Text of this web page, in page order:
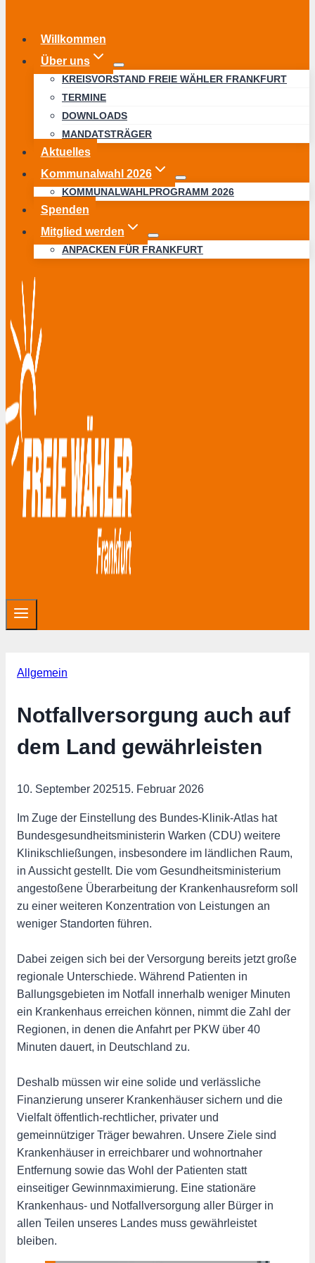
Willkommen
Über uns
KREISVORSTAND FREIE WÄHLER FRANKFURT
TERMINE
DOWNLOADS
MANDATSTRÄGER
Aktuelles
Kommunalwahl 2026
KOMMUNALWAHLPROGRAMM 2026
Spenden
Mitglied werden
ANPACKEN FÜR FRANKFURT
Allgemein
Notfallversorgung auch auf
dem Land gewährleisten
10. September 202515. Februar 2026
Im Zuge der Einstellung des Bundes-Klinik-Atlas hat
Bundesgesundheitsministerin Warken (CDU) weitere
Klinikschließungen, insbesondere im ländlichen Raum,
in Aussicht gestellt. Die vom Gesundheitsministerium
angestoßene Überarbeitung der Krankenhausreform soll
zu einer weiteren Konzentration von Leistungen an
weniger Standorten führen.
Dabei zeigen sich bei der Versorgung bereits jetzt große
regionale Unterschiede. Während Patienten in
Ballungsgebieten im Notfall innerhalb weniger Minuten
ein Krankenhaus erreichen können, nimmt die Zahl der
Regionen, in denen die Anfahrt per PKW über 40
Minuten dauert, in Deutschland zu.
Deshalb müssen wir eine solide und verlässliche
Finanzierung unserer Krankenhäuser sichern und die
Vielfalt öffentlich-rechtlicher, privater und
gemeinnütziger Träger bewahren. Unsere Ziele sind
Krankenhäuser in erreichbarer und wohnortnaher
Entfernung sowie das Wohl der Patienten statt
einseitiger Gewinnmaximierung. Eine stationäre
Krankenhaus- und Notfallversorgung aller Bürger in
allen Teilen unseres Landes muss gewährleistet
bleiben.